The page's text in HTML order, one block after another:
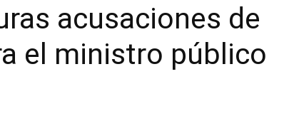
acusaciones de
el ministro público